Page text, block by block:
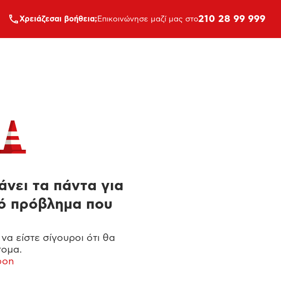
Xρειάζεσαι βοήθεια; Επικοινώνησε μαζί μας στο210 28 99 999
τα πάντα για
πρόβλημα που
είστε σίγουροι ότι θα